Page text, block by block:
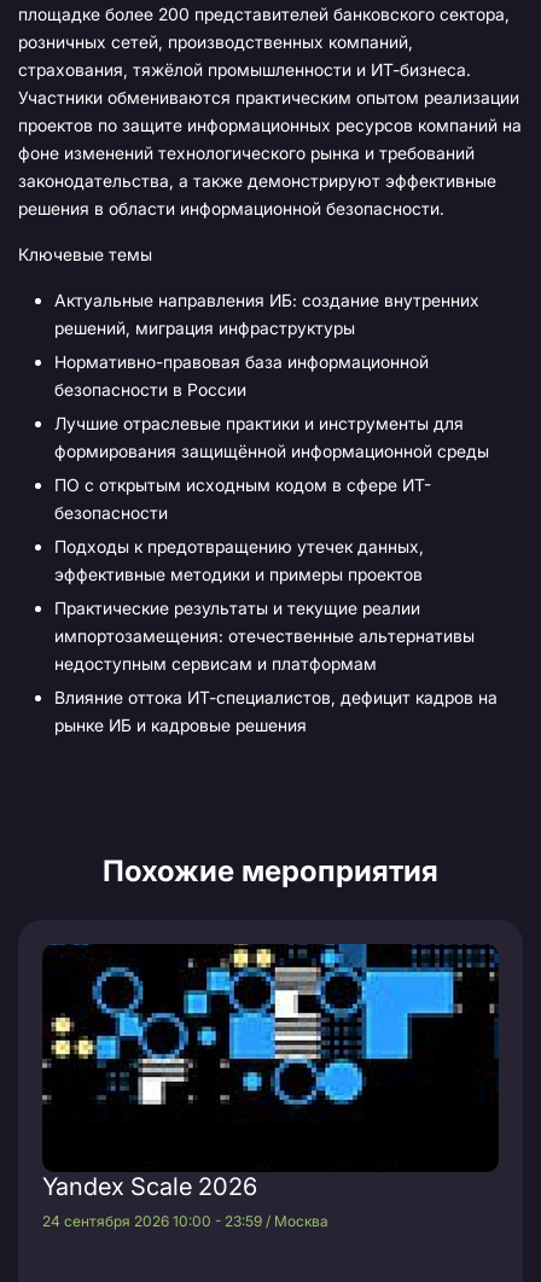
площадке более 200 представителей банковского сектора,
розничных сетей, производственных компаний,
страхования, тяжёлой промышленности и ИТ-бизнеса.
Участники обмениваются практическим опытом реализации
проектов по защите информационных ресурсов компаний на
фоне изменений технологического рынка и требований
законодательства, а также демонстрируют эффективные
решения в области информационной безопасности.
Ключевые темы
Актуальные направления ИБ: создание внутренних
решений, миграция инфраструктуры
Нормативно-правовая база информационной
безопасности в России
Лучшие отраслевые практики и инструменты для
формирования защищённой информационной среды
ПО с открытым исходным кодом в сфере ИТ-
безопасности
Подходы к предотвращению утечек данных,
эффективные методики и примеры проектов
Практические результаты и текущие реалии
импортозамещения: отечественные альтернативы
недоступным сервисам и платформам
Влияние оттока ИТ-специалистов, дефицит кадров на
рынке ИБ и кадровые решения
Похожие мероприятия
Yandex Scale 2026
24 сентября 2026 10:00 - 23:59 / Москва